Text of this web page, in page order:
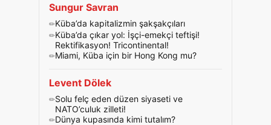
Sungur Savran
Küba’da kapitalizmin şakşakçıları
Küba’da çıkar yol: İşçi-emekçi teftişi!
Rektifikasyon! Tricontinental!
Miami, Küba için bir Hong Kong mu?
Levent Dölek
Solu felç eden düzen siyaseti ve
NATO’culuk zilleti!
Dünya kupasında kimi tutalım?